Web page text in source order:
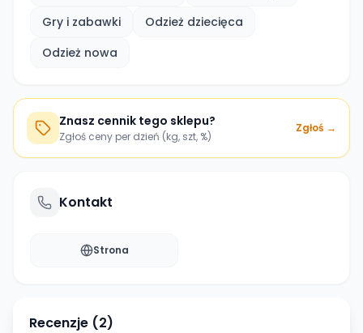
Gry i zabawki
Odzież dziecięca
Odzież nowa
Znasz cennik tego sklepu?
Zgłoś ceny per dzień (kg, szt, %)
Zgłoś →
Kontakt
Strona
Recenzje (2)